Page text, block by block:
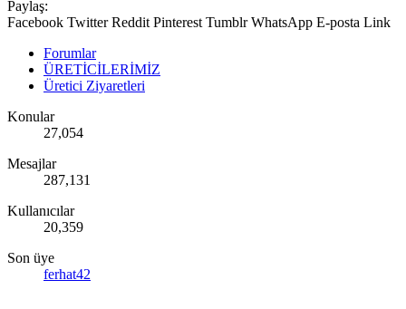
Paylaş:
Facebook Twitter Reddit Pinterest Tumblr WhatsApp E-posta Link
Forumlar
ÜRETİCİLERİMİZ
Üretici Ziyaretleri
Konular
27,054
Mesajlar
287,131
Kullanıcılar
20,359
Son üye
ferhat42